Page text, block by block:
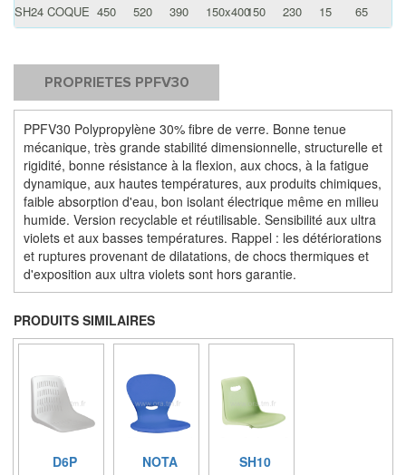
SH24 COQUE 450 520 390 150x400150 230 15 65
PROPRIETES PPFV30
PPFV30 Polypropylène 30% fibre de verre. Bonne tenue
mécanique, très grande stabilité dimensionnelle, structurelle et
rigidité, bonne résistance à la flexion, aux chocs, à la fatigue
dynamique, aux hautes températures, aux produits chimiques,
faible absorption d'eau, bon isolant électrique même en milieu
humide. Version recyclable et réutilisable. Sensibilité aux ultra
violets et aux basses températures. Rappel : les détériorations
et ruptures provenant de dilatations, de chocs thermiques et
d'exposition aux ultra violets sont hors garantie.
PRODUITS SIMILAIRES
D6P NOTA SH10